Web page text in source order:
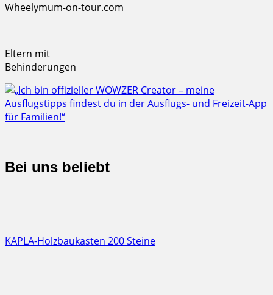
Wheelymum-on-tour.com
Eltern mit
Behinderungen
Bei uns beliebt
KAPLA-Holzbaukasten 200 Steine